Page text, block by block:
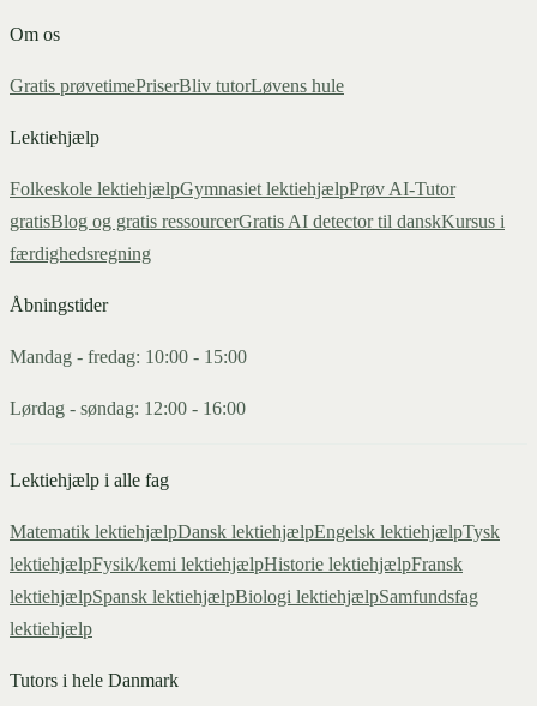
Om os
Gratis prøvetimePriserBliv tutorLøvens hule
Lektiehjælp
Folkeskole lektiehjælpGymnasiet lektiehjælpPrøv AI-Tutor
gratisBlog og gratis ressourcerGratis AI detector til danskKursus i
færdighedsregning
Åbningstider
Mandag - fredag: 10:00 - 15:00
Lørdag - søndag: 12:00 - 16:00
Lektiehjælp i alle fag
Matematik lektiehjælpDansk lektiehjælpEngelsk lektiehjælpTysk
lektiehjælpFysik/kemi lektiehjælpHistorie lektiehjælpFransk
lektiehjælpSpansk lektiehjælpBiologi lektiehjælpSamfundsfag
lektiehjælp
Tutors i hele Danmark